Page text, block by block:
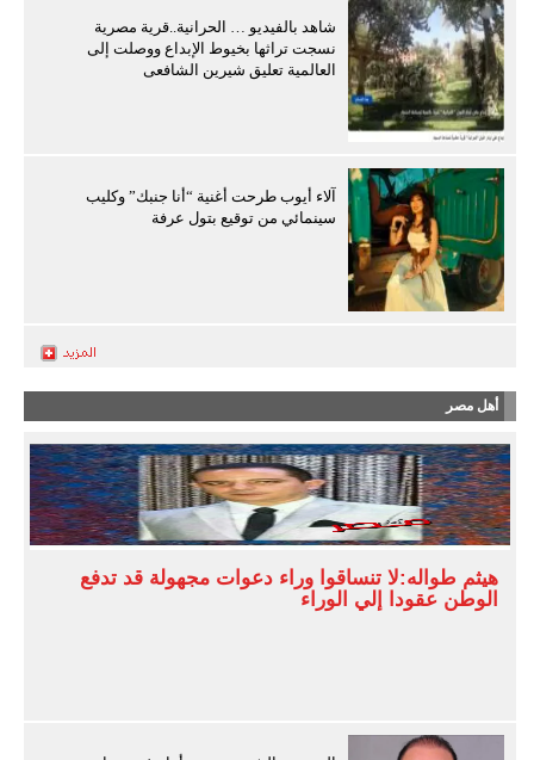
شاهد بالفيديو … الحرانية..قرية مصرية
نسجت تراثها بخيوط الإبداع ووصلت إلى
العالمية تعليق شيرين الشافعى
آلاء أيوب طرحت أغنية “أنا جنبك” وكليب
سينمائي من توقيع بتول عرفة
أهل مصر
هيثم طواله:لا تنساقوا وراء دعوات مجهولة قد تدفع
الوطن عقودا إلي الوراء